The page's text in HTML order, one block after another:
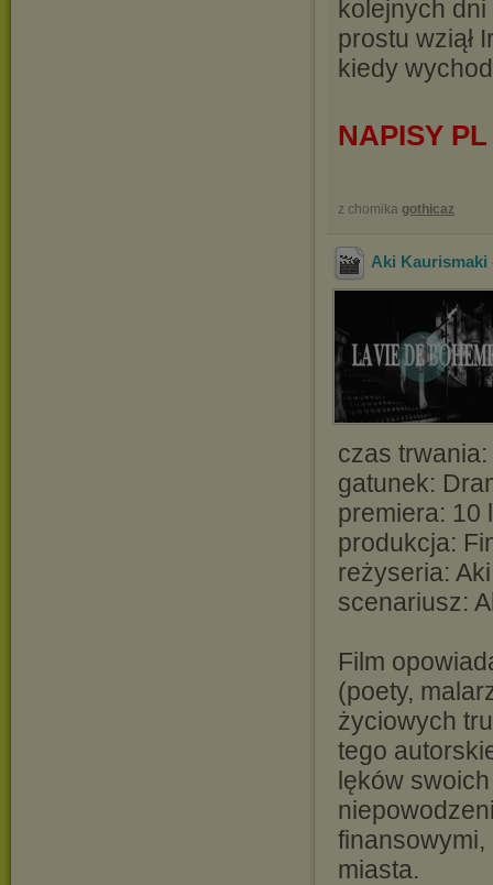
kolejnych
prostu wziął
kiedy
NAPISY PL
z chomika gothicaz
Aki Kaurismaki
czas
gatunek:
premiera: 10
produkcja:
reżyseria:
scenariusz:
Film
(poety,
życiowych
tego
lęków
finansowymi,
miasta.